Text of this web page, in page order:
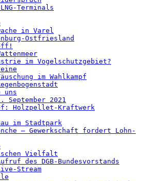
Terminals
in Varel
Ostfriesland
im Vogelschutzgebiet?
im Wahlkampf
uns
2021
Holzpellet-Kraftwerk
im Stadtpark
– Gewerkschaft fordert Lohn-
Vielfalt
des DGB-Bundesvorstands
Stream